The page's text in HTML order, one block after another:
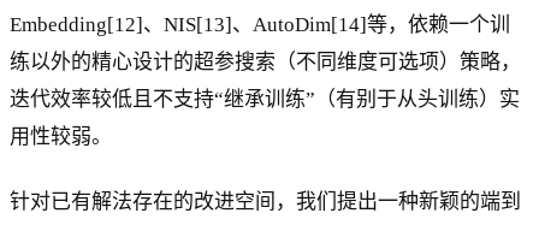
Embedding[12]、NIS[13]、AutoDim[14]等，依赖一个训
练以外的精心设计的超参搜索（不同维度可选项）策略，
迭代效率较低且不支持“继承训练”（有别于从头训练）实
用性较弱。
针对已有解法存在的改进空间，我们提出一种新颖的端到